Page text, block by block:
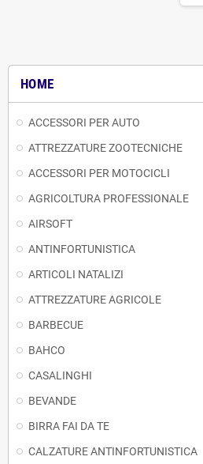
HOME
ACCESSORI PER AUTO
ATTREZZATURE ZOOTECNICHE
ACCESSORI PER MOTOCICLI
AGRICOLTURA PROFESSIONALE
AIRSOFT
ANTINFORTUNISTICA
ARTICOLI NATALIZI
ATTREZZATURE AGRICOLE
BARBECUE
BAHCO
CASALINGHI
BEVANDE
BIRRA FAI DA TE
CALZATURE ANTINFORTUNISTICA